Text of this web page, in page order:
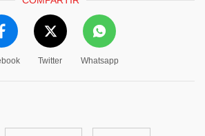
Twitter Whatsapp